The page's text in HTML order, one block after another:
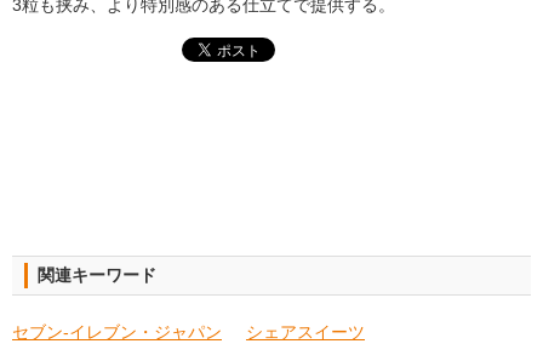
3粒も挟み、より特別感のある仕立てで提供する。
関連キーワード
セブン‐イレブン・ジャパン シェアスイーツ